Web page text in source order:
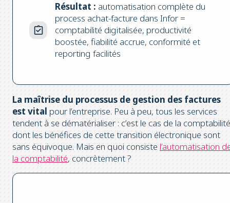
Résultat : automatisation complète du
process achat-facture dans Infor =
comptabilité digitalisée, productivité
boostée, fiabilité accrue, conformité et
reporting facilités
La maîtrise du processus de gestion des factures
est vital pour l’entreprise. Peu à peu, tous les services
tendent à se dématérialiser : c’est le cas de la
dont les bénéfices de cette transition électronique sont
sans équivoque. Mais en quoi consiste l’automatisation
la comptabilité, concrètement ?